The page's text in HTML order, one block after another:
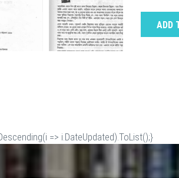
ADD
=> i.DateUpdated).ToList();}